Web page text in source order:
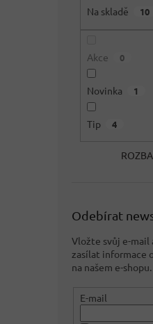
Na skladě 10
Akce 0
Novinka 1
Tip 4
Odebírat
Vložte svůj e-mail
zasílat informace
na našem e-shopu.
E-mail